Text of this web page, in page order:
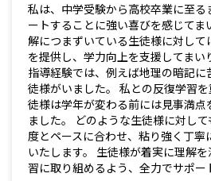
私は、中学受験から高校卒業に至る
ートすることに強い喜びを感じてま
解につまずいている生徒様に対し
を提供し、学力向上を支援してまい
指導経験では、例えば地理の暗記
徒様がいました。 私との反復学習
徒様は学年が変わる前には見事満点
ました。 どのような生徒様に対し
度とペースに合わせ、粘り強く丁寧
いたします。 生徒様が着実に理解
習に取り組めるよう、全力でサポー